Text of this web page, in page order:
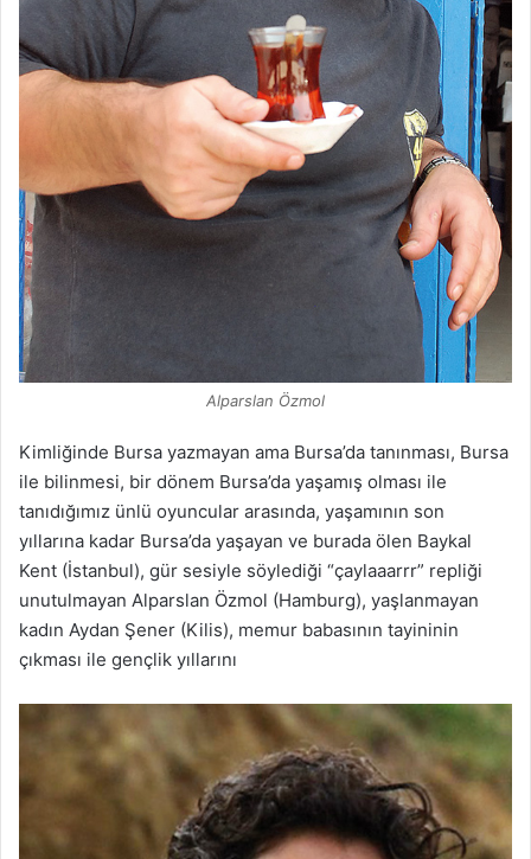
Alparslan Özmol
Kimliğinde Bursa yazmayan ama Bursa’da tanınması, Bursa
ile bilinmesi, bir dönem Bursa’da yaşamış olması ile
tanıdığımız ünlü oyuncular arasında, yaşamının son
yıllarına kadar Bursa’da yaşayan ve burada ölen Baykal
Kent (İstanbul), gür sesiyle söylediği “çaylaaarrr” repliği
unutulmayan Alparslan Özmol (Hamburg), yaşlanmayan
kadın Aydan Şener (Kilis), memur babasının tayininin
çıkması ile gençlik yıllarını